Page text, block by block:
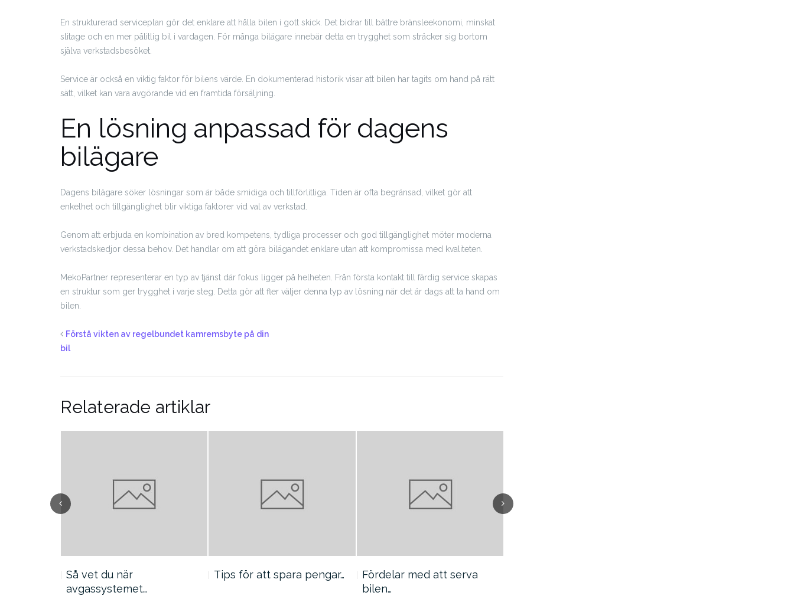
En strukturerad serviceplan gör det enklare att hålla bilen i gott skick. Det bidrar till bättre bränsleekonomi, minskat
slitage och en mer pålitlig bil i vardagen. För många bilägare innebär detta en trygghet som sträcker sig bortom
själva verkstadsbesöket.
Service är också en viktig faktor för bilens värde. En dokumenterad historik visar att bilen har tagits om hand på rätt
sätt, vilket kan vara avgörande vid en framtida försäljning.
En lösning anpassad för dagens
bilägare
Dagens bilägare söker lösningar som är både smidiga och tillförlitliga. Tiden är ofta begränsad, vilket gör att
enkelhet och tillgänglighet blir viktiga faktorer vid val av verkstad.
Genom att erbjuda en kombination av bred kompetens, tydliga processer och god tillgänglighet möter moderna
verkstadskedjor dessa behov. Det handlar om att göra bilägandet enklare utan att kompromissa med kvaliteten.
MekoPartner representerar en typ av tjänst där fokus ligger på helheten. Från första kontakt till färdig service skapas
en struktur som ger trygghet i varje steg. Detta gör att fler väljer denna typ av lösning när det är dags att ta hand om
bilen.
Förstå vikten av regelbundet kamremsbyte på din
bil
Relaterade artiklar
Så vet du när
avgassystemet…
Tips för att spara pengar…
Fördelar med att serva
bilen…